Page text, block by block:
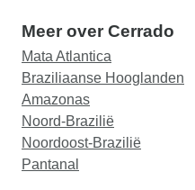
Meer over Cerrado
Mata Atlantica
Braziliaanse Hooglanden
Amazonas
Noord-Brazilië
Noordoost-Brazilië
Pantanal